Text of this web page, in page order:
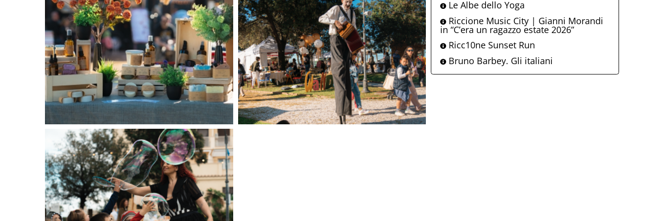
Le Albe dello Yoga
Riccione Music City | Gianni Morandi
in “C’era un ragazzo estate 2026”
Ricc10ne Sunset Run
Bruno Barbey. Gli italiani